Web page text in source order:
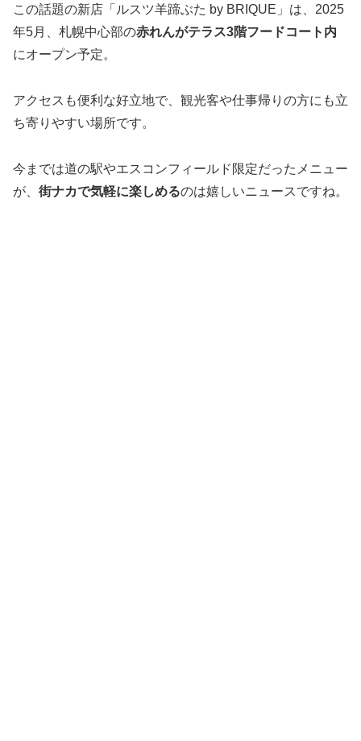
この話題の新店「ルスツ羊蹄ぶた by BRIQUE」は、2025
年5月、札幌中心部の赤れんがテラス3階フードコート内
にオープン予定。
アクセスも便利な好立地で、観光客や仕事帰りの方にも立
ち寄りやすい場所です。
今までは道の駅やエスコンフィールド限定だったメニュー
が、 街ナカで気軽に楽しめるのは嬉しいニュースですね。